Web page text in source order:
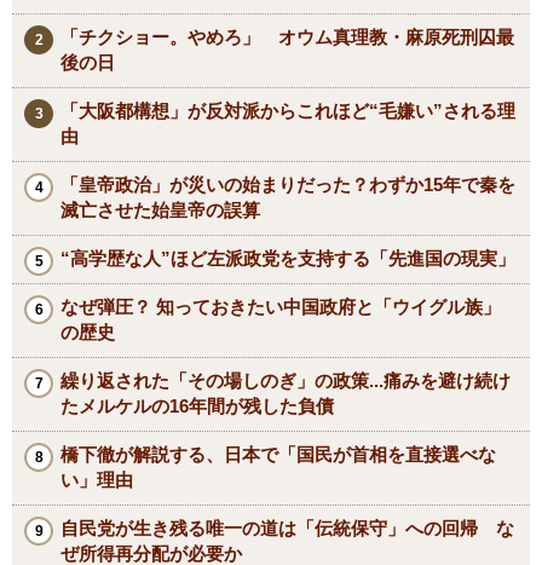
「チクショー。やめろ」 オウム真理教・麻原死刑囚最
後の日
「大阪都構想」が反対派からこれほど“毛嫌い”される理
由
「皇帝政治」が災いの始まりだった？わずか15年で秦を
滅亡させた始皇帝の誤算
“高学歴な人”ほど左派政党を支持する「先進国の現実」
なぜ弾圧？ 知っておきたい中国政府と「ウイグル族」
の歴史
繰り返された「その場しのぎ」の政策...痛みを避け続け
たメルケルの16年間が残した負債
橋下徹が解説する、日本で「国民が首相を直接選べな
い」理由
自民党が生き残る唯一の道は「伝統保守」への回帰 な
ぜ所得再分配が必要か